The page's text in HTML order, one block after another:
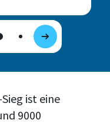
ist eine
9000